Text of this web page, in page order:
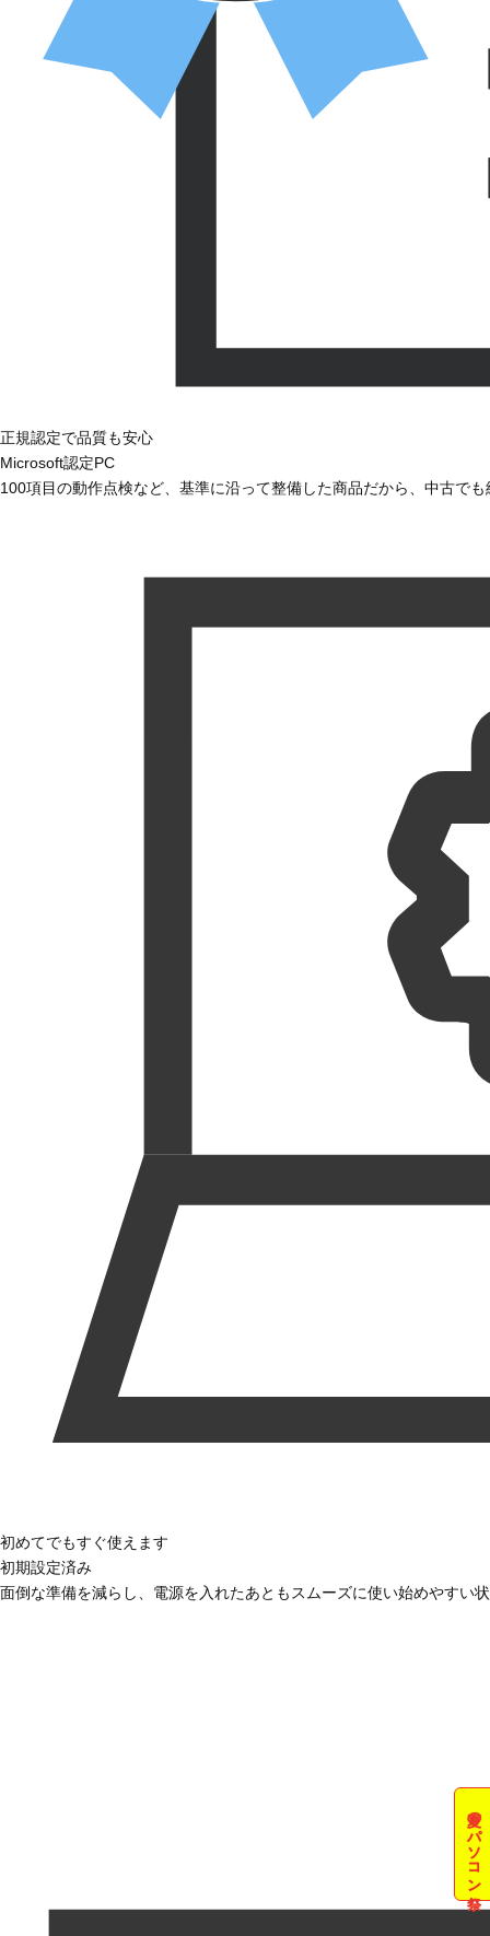
夏のパソコン祭
正規認定で品質も安心
Microsoft認定PC
100項目の動作点検など、基準に沿って整備した商品だから、中古で
初めてでもすぐ使えます
初期設定済み
面倒な準備を減らし、電源を入れたあともスムーズに使い始めやすい